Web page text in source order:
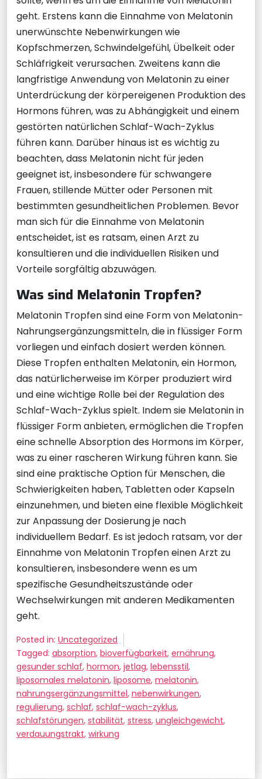
geht. Erstens kann die Einnahme von Melatonin
unerwünschte Nebenwirkungen wie
Kopfschmerzen, Schwindelgefühl, Übelkeit oder
Schläfrigkeit verursachen. Zweitens kann die
langfristige Anwendung von Melatonin zu einer
Unterdrückung der körpereigenen Produktion des
Hormons führen, was zu Abhängigkeit und einem
gestörten natürlichen Schlaf-Wach-Zyklus
führen kann. Darüber hinaus ist es wichtig zu
beachten, dass Melatonin nicht für jeden
geeignet ist, insbesondere für schwangere
Frauen, stillende Mütter oder Personen mit
bestimmten gesundheitlichen Problemen. Bevor
man sich für die Einnahme von Melatonin
entscheidet, ist es ratsam, einen Arzt zu
konsultieren und die individuellen Risiken und
Vorteile sorgfältig abzuwägen.
Was sind Melatonin Tropfen?
Melatonin Tropfen sind eine Form von Melatonin-
Nahrungsergänzungsmitteln, die in flüssiger Form
vorliegen und einfach dosiert werden können.
Diese Tropfen enthalten Melatonin, ein Hormon,
das natürlicherweise im Körper produziert wird
und eine wichtige Rolle bei der Regulation des
Schlaf-Wach-Zyklus spielt. Indem sie Melatonin in
flüssiger Form anbieten, ermöglichen die Tropfen
eine schnelle Absorption des Hormons im Körper,
was zu einer rascheren Wirkung führen kann. Sie
sind eine praktische Option für Menschen, die
Schwierigkeiten haben, Tabletten oder Kapseln
einzunehmen, und bieten eine flexible Möglichkeit
zur Anpassung der Dosierung je nach
individuellem Bedarf. Es ist jedoch ratsam, vor der
Einnahme von Melatonin Tropfen einen Arzt zu
konsultieren, insbesondere wenn es um
spezifische Gesundheitszustände oder
Wechselwirkungen mit anderen Medikamenten
geht.
Posted in: Uncategorized
Tagged: absorption, bioverfügbarkeit, ernährung,
gesunder schlaf, hormon, jetlag, lebensstil,
liposomales melatonin, liposome, melatonin,
nahrungsergänzungsmittel, nebenwirkungen,
regulierung, schlaf, schlaf-wach-zyklus,
schlafstörungen, stabilität, stress, ungleichgewicht,
verdauungstrakt, wirkung